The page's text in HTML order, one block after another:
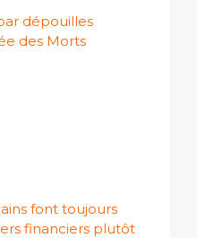
dépouilles
des Morts
font toujours
financiers plutôt